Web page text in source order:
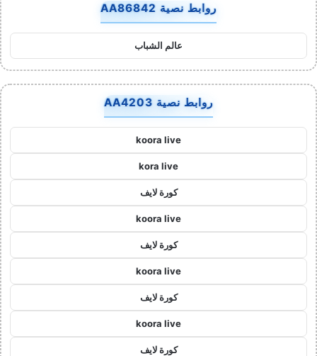
روابط نصية AA86842
عالم الشباب
روابط نصية AA4203
koora live
kora live
كورة لايف
koora live
كورة لايف
koora live
كورة لايف
koora live
كورة لايف